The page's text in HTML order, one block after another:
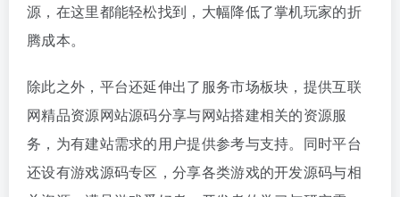
源，在这里都能轻松找到，大幅降低了掌机玩家的折
腾成本。
除此之外，平台还延伸出了服务市场板块，提供互联
网精品资源网站源码分享与网站搭建相关的资源服
务，为有建站需求的用户提供参考与支持。同时平台
还设有游戏源码专区，分享各类游戏的开发源码与相